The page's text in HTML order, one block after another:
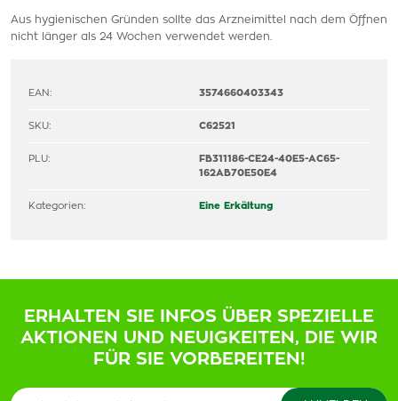
Aus hygienischen Gründen sollte das Arzneimittel nach dem Öffnen
nicht länger als 24 Wochen verwendet werden.
EAN: 3574660403343
SKU: C62521
PLU:
FB311186-CE24-40E5-AC65-
162AB70E50E4
Kategorien: Eine Erkältung
ERHALTEN SIE INFOS ÜBER SPEZIELLE
AKTIONEN UND NEUIGKEITEN, DIE WIR
FÜR SIE VORBEREITEN!